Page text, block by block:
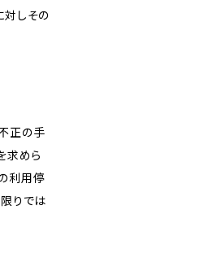
対しその
正の手
求めら
利用停
りでは